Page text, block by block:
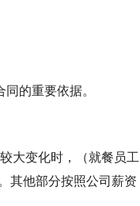
的重要依据。
大变化时，（就餐员工
其他部分按照公司薪资